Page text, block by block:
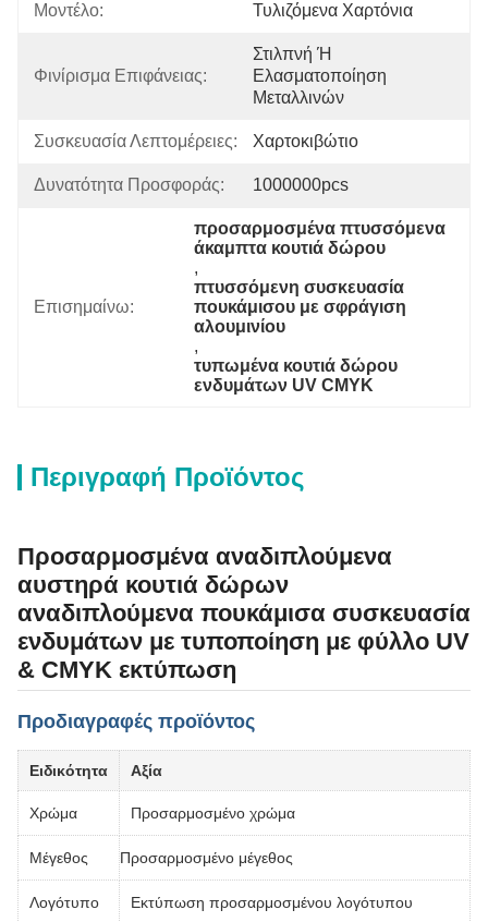
Μοντέλο: Τυλιζόμενα Χαρτόνια
Φινίρισμα Επιφάνειας:
Στιλπνή Ή
Ελασματοποίηση
Μεταλλινών
Συσκευασία Λεπτομέρειες: Χαρτοκιβώτιο
Δυνατότητα Προσφοράς: 1000000pcs
Επισημαίνω:
προσαρμοσμένα πτυσσόμενα
άκαμπτα κουτιά δώρου
,
πτυσσόμενη συσκευασία
πουκάμισου με σφράγιση
αλουμινίου
,
τυπωμένα κουτιά δώρου
ενδυμάτων UV CMYK
Περιγραφή Προϊόντος
Προσαρμοσμένα αναδιπλούμενα
αυστηρά κουτιά δώρων
αναδιπλούμενα πουκάμισα συσκευασία
ενδυμάτων με τυποποίηση με φύλλο UV
& CMYK εκτύπωση
Προδιαγραφές προϊόντος
Ειδικότητα Αξία
Χρώμα Προσαρμοσμένο χρώμα
Μέγεθος Προσαρμοσμένο μέγεθος
Λογότυπο Εκτύπωση προσαρμοσμένου λογότυπου